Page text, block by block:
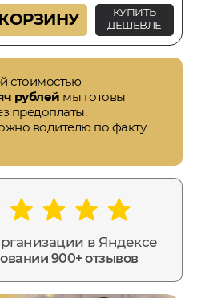
КУПИТЬ
ДЕШЕВЛЕ
стоимостью
рублей мы готовы
предоплаты.
водителю по факту
в Яндексе
900+ отзывов